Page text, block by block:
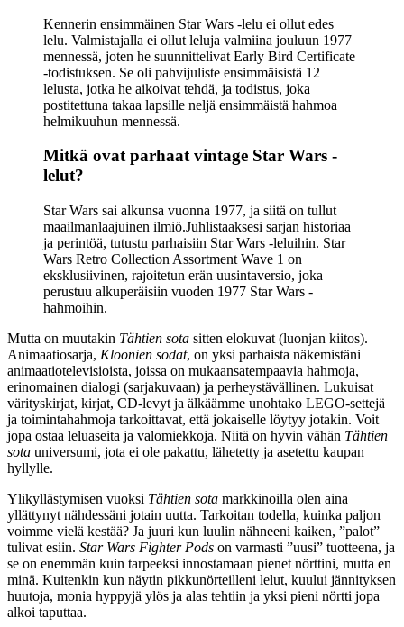
Kennerin ensimmäinen Star Wars -lelu ei ollut edes
lelu. Valmistajalla ei ollut leluja valmiina jouluun 1977
mennessä, joten he suunnittelivat Early Bird Certificate
-todistuksen. Se oli pahvijuliste ensimmäisistä 12
lelusta, jotka he aikoivat tehdä, ja todistus, joka
postitettuna takaa lapsille neljä ensimmäistä hahmoa
helmikuuhun mennessä.
Mitkä ovat parhaat vintage Star Wars -
lelut?
Star Wars sai alkunsa vuonna 1977, ja siitä on tullut
maailmanlaajuinen ilmiö.Juhlistaaksesi sarjan historiaa
ja perintöä, tutustu parhaisiin Star Wars -leluihin. Star
Wars Retro Collection Assortment Wave 1 on
eksklusiivinen, rajoitetun erän uusintaversio, joka
perustuu alkuperäisiin vuoden 1977 Star Wars -
hahmoihin.
Mutta on muutakin Tähtien sota sitten elokuvat (luonjan kiitos).
Animaatiosarja, Kloonien sodat, on yksi parhaista näkemistäni
animaatiotelevisioista, joissa on mukaansatempaavia hahmoja,
erinomainen dialogi (sarjakuvaan) ja perheystävällinen. Lukuisat
värityskirjat, kirjat, CD-levyt ja älkäämme unohtako LEGO-settejä
ja toimintahahmoja tarkoittavat, että jokaiselle löytyy jotakin. Voit
jopa ostaa leluaseita ja valomiekkoja. Niitä on hyvin vähän Tähtien
sota universumi, jota ei ole pakattu, lähetetty ja asetettu kaupan
hyllylle.
Ylikyllästymisen vuoksi Tähtien sota markkinoilla olen aina
yllättynyt nähdessäni jotain uutta. Tarkoitan todella, kuinka paljon
voimme vielä kestää? Ja juuri kun luulin nähneeni kaiken, ”palot”
tulivat esiin. Star Wars Fighter Pods on varmasti ”uusi” tuotteena, ja
se on enemmän kuin tarpeeksi innostamaan pienet nörttini, mutta en
minä. Kuitenkin kun näytin pikkunörteilleni lelut, kuului jännityksen
huutoja, monia hyppyjä ylös ja alas tehtiin ja yksi pieni nörtti jopa
alkoi taputtaa.